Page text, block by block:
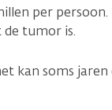
per
tumor is.
kan soms